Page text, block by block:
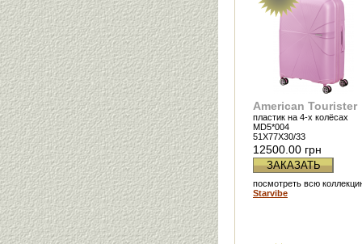
American Tourister
пластик на 4-х колёсах
MD5*004
51X77X30/33
12500.00 грн
ЗАКАЗАТЬ
посмотреть всю
Starvibe